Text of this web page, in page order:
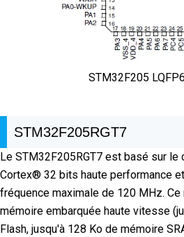
STM32F205
STM32F205RGT7
Le STM32F205RGT7 est basé sur
Cortex® 32 bits haute performance
fréquence maximale de 120 MHz.
mémoire embarquée haute vitesse
Flash, jusqu'à 128 Ko de mémoire